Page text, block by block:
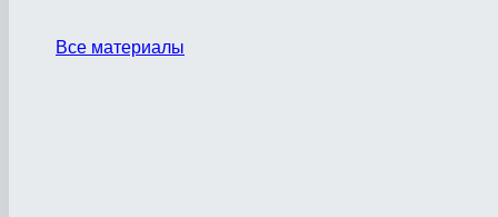
Все материалы